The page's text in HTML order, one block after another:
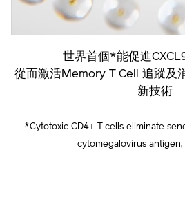
世界首個*能促進
從而激活Memory T Cell 追蹤及
新技術
*Cytotoxic CD4+ T cells eliminate
cytomegalovirus